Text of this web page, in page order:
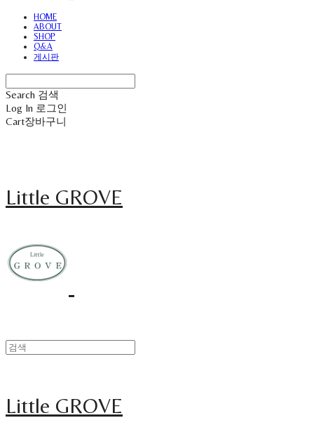
HOME
ABOUT
SHOP
Q&A
게시판
Search 검색
Log In 로그인
Cart장바구니
Little GROVE
Little GROVE